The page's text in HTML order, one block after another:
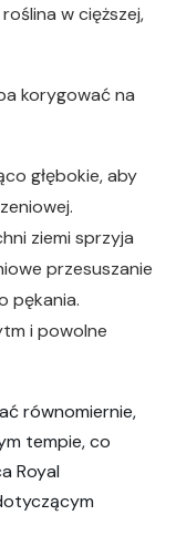
w cięższej,
korygować na
głębokie, aby
ziemi sprzyja
przesuszanie
pękania.
i powolne
równomiernie,
tempie, co
Royal